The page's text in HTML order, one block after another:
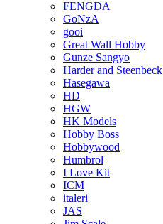
FENGDA
GoNzA
gooi
Great Wall Hobby
Gunze Sangyo
Harder and Steenbeck
Hasegawa
HD
HGW
HK Models
Hobby Boss
Hobbywood
Humbrol
I Love Kit
ICM
italeri
JAS